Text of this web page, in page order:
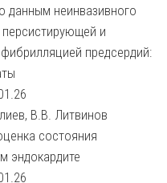
данным неинвазивного
персистирующей и
предсердий:
В.В. Литвинов
состояния
эндокардите